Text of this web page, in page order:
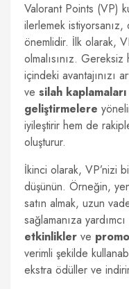
Valorant Points (VP)
ilerlemek istiyorsanız,
önemlidir. İlk olarak,
olmalısınız.
içindeki avantajınızı
ve silah kaplamaları
geliştirmelere
iyileştirir hem de
oluşturur.
İkinci olarak, VP’nizi
düşünün. Örneğin,
satın almak, uzun
sağlamanıza
etkinlikler ve
verimli şekilde
ekstra ödüller ve